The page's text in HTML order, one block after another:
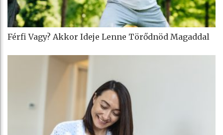
Férfi Vagy? Akkor Ideje Lenne Törődnöd Magaddal